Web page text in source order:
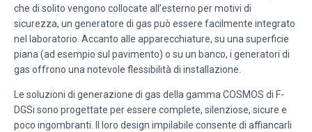
che di solito vengono collocate all’esterno per motivi di
sicurezza, un generatore di gas può essere facilmente integrato
nel laboratorio. Accanto alle apparecchiature, su una superficie
piana (ad esempio sul pavimento) o su un banco, i generatori di
gas offrono una notevole flessibilità di installazione.
Le soluzioni di generazione di gas della gamma COSMOS di F-
DGSi sono progettate per essere complete, silenziose, sicure e
poco ingombranti. Il loro design impilabile consente di affiancarli